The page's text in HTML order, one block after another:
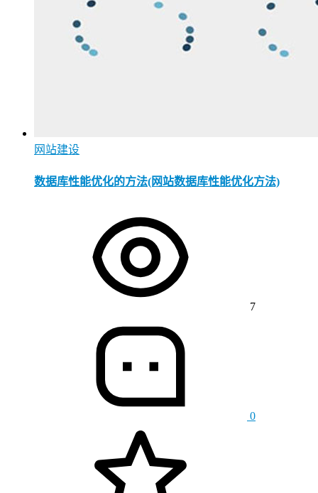
网站建设
数据库性能优化的方法(网站数据库性能优化方法)
7
0